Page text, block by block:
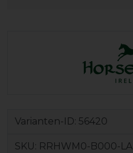
Varianten-ID: 56420
SKU: RRHWM0-B000-LA